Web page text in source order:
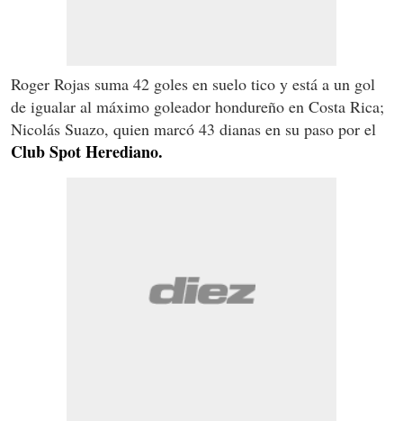
Roger Rojas suma 42 goles en suelo tico y está a un gol
de igualar al máximo goleador hondureño en Costa Rica;
Nicolás Suazo, quien marcó 43 dianas en su paso por el
Club Spot Herediano.